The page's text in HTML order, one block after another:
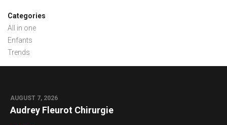
Categories
All in one
Enfants
Trends
AUGUST 7, 2026
Audrey Fleurot Chirurgie